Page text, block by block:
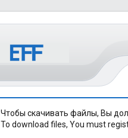
Чтобы скачивать файлы, Вы
To download files, You must